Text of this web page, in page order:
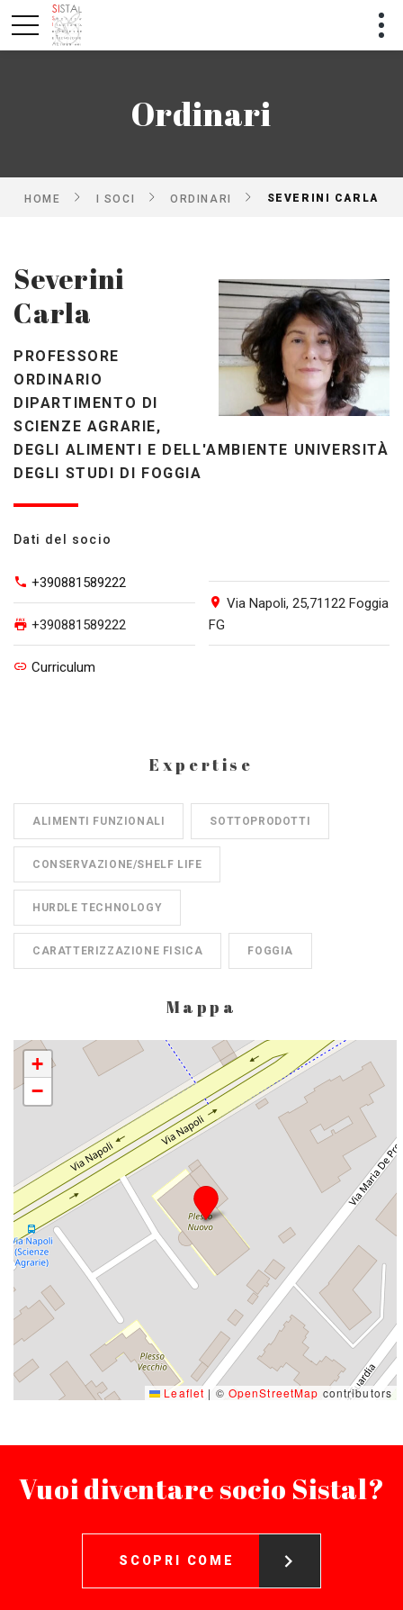
Ordinari
HOME I SOCI ORDINARI SEVERINI CARLA
Severini
Carla
PROFESSORE
ORDINARIO
DIPARTIMENTO DI
SCIENZE AGRARIE,
DEGLI ALIMENTI E DELL'AMBIENTE UNIVERSITÀ
DEGLI STUDI DI FOGGIA
Dati del socio
+390881589222
+390881589222
Curriculum
Via Napoli, 25,71122 Foggia
FG
Expertise
ALIMENTI FUNZIONALI SOTTOPRODOTTI
CONSERVAZIONE/SHELF LIFE
HURDLE TECHNOLOGY
CARATTERIZZAZIONE FISICA FOGGIA
Mappa
+
−
Leaflet | © OpenStreetMap contributors
Vuoi diventare socio Sistal?
SCOPRI COME